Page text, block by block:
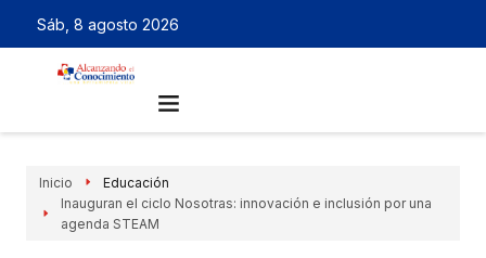
Sáb, 8 agosto 2026
Inicio
Educación
Inauguran el ciclo Nosotras: innovación e inclusión por una
agenda STEAM